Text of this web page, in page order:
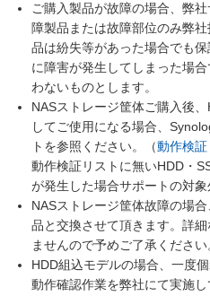
ご購入製品が故障の場合、弊
障製品または故障部位のみ弊
品は紛失等があった場合でも
に障害が発生してしまった場
わないものとします。
NASストレージ筐体ご購入後
してご使用になる場合、
トを参照ください。（動作検証
動作検証リストに無いHDD・
が発生した場合サポートの対象
NASストレージ筐体故障の場
品と交換させて頂きます。詳
ませんので予めご了承ください
HDD組込モデルの場合、一度
動作確認作業を弊社にて実施